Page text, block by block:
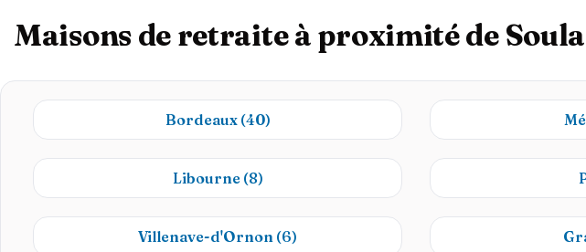
Maisons de retraite à proximité de
Bordeaux (40)
Libourne (8)
Villenave-d'Ornon (6)